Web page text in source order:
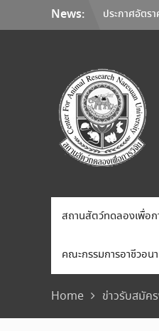
to
News:
ประกาศอัตร
เพื่อการวิจัย
of
นาม MOU ย
ปลอดภัยระดั
การเลือกใช้
บุคคล
PPE)
สถานสัตว์ทดลองเพื่อก
คณะกรรมการอาชีวอน
Home ข่าวรับสมัค